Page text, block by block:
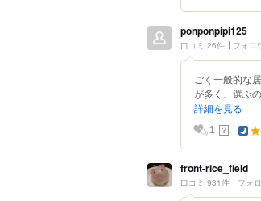
ponponpipi125
口コミ 26件 フォロ
ごく一般的な
が多く、選ぶ
詳細を見る
1 ？
front-rice_field
口コミ 931件 フォ